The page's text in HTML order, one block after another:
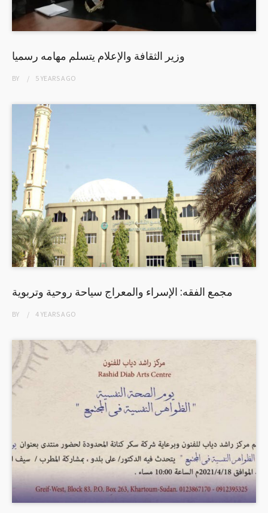
وزير الثقافة والإعلام يتسلم مهامه رسميا
BY 5 YEARSAGO
مجمع الفقه: الإسراء والمعراج سياحة روحية وتربوية
BY 4 YEARSAGO